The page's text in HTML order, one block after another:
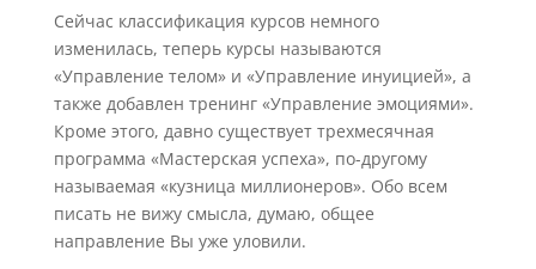
Сейчас классификация курсов немного
изменилась, теперь курсы называются
«Управление телом» и «Управление инуицией», а
также добавлен тренинг «Управление эмоциями».
Кроме этого, давно существует трехмесячная
программа «Мастерская успеха», по-другому
называемая «кузница миллионеров». Обо всем
писать не вижу смысла, думаю, общее
направление Вы уже уловили.